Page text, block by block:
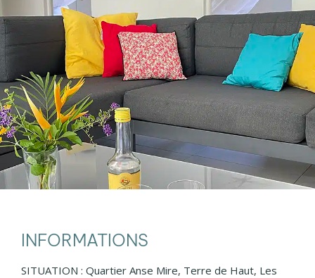
INFORMATIONS
SITUATION : Quartier Anse Mire, Terre de Haut, Les